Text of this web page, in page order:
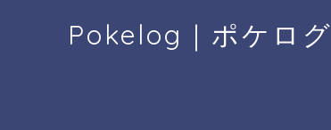
Pokelog｜ポケログ